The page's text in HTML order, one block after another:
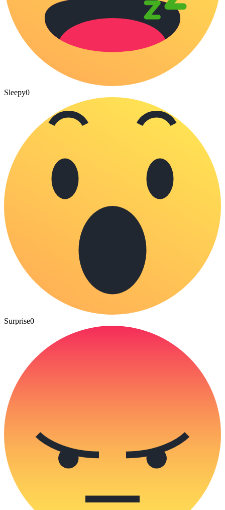
Sleepy0
Surprise0